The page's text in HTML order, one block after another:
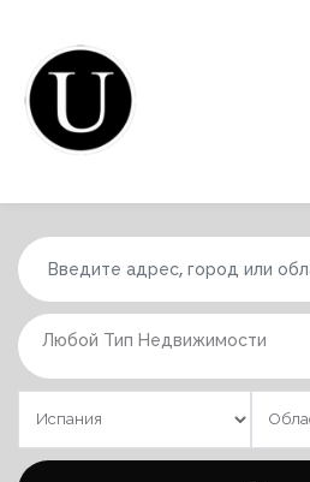
Любой Тип Недвижимости